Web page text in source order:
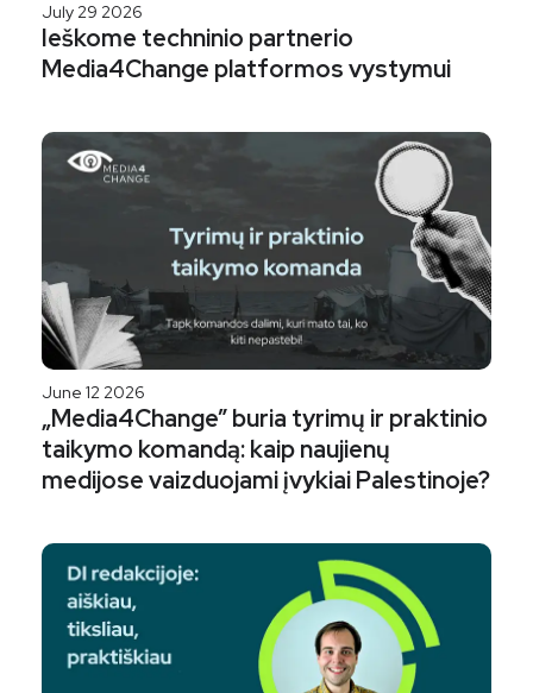
July 29 2026
Ieškome techninio partnerio
Media4Change platformos vystymui
June 12 2026
„Media4Change” buria tyrimų ir praktinio
taikymo komandą: kaip naujienų
medijose vaizduojami įvykiai Palestinoje?